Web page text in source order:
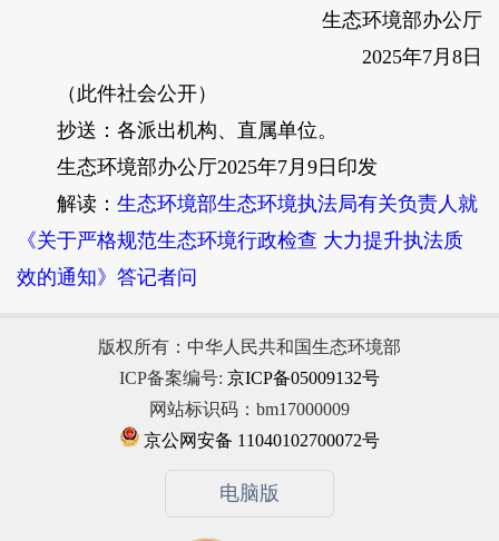
生态环境部办公厅
2025年7月8日
（此件社会公开）
抄送：各派出机构、直属单位。
生态环境部办公厅2025年7月9日印发
解读： 生态环境部生态环境执法局有关负责人就
《关于严格规范生态环境行政检查 大力提升执法质
效的通知》答记者问
版权所有：中华人民共和国生态环境部
ICP备案编号: 京ICP备05009132号
网站标识码：bm17000009
京公网安备 11040102700072号
电脑版